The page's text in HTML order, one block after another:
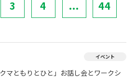
3 4 ... 44
イベント
マともりとひと」お話し会とワークシ